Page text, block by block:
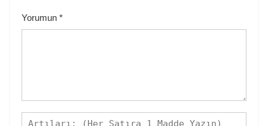
Yorumun *